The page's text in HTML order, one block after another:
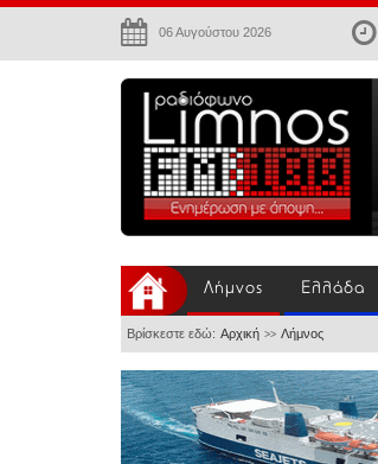
06 Αυγούστου 2026
Λήμνος Ελλάδα
Βρίσκεστε εδώ: Αρχική >> Λήμνος